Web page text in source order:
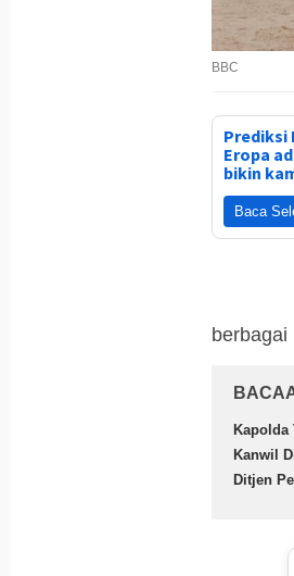
BBC
Prediksi
Eropa
bikin
Baca
berbagai
Kapolda
Kanwil
Ditjen